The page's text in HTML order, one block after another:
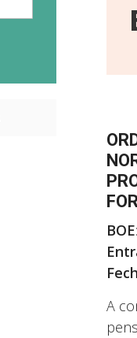
BOE
E
A